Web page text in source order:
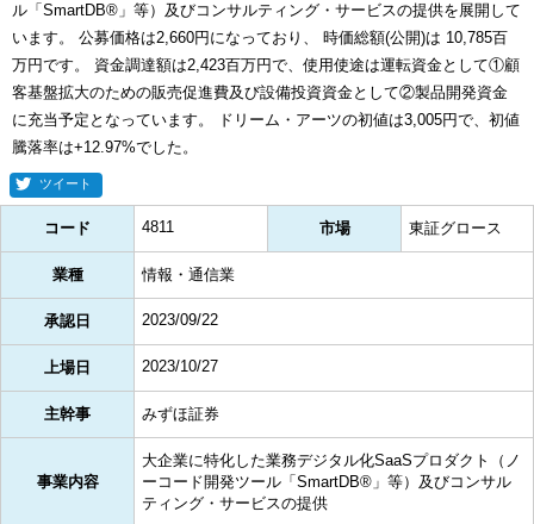
ル「SmartDB®」等）及びコンサルティング・サービスの提供を展開して
います。 公募価格は2,660円になっており、 時価総額(公開)は 10,785百
万円です。 資金調達額は2,423百万円で、使用使途は運転資金として①顧
客基盤拡大のための販売促進費及び設備投資資金として②製品開発資金
に充当予定となっています。 ドリーム・アーツの初値は3,005円で、初値
騰落率は+12.97%でした。
ツイート
コード 4811 市場 東証グロース
業種 情報・通信業
承認日 2023/09/22
上場日 2023/10/27
主幹事 みずほ証券
事業内容
大企業に特化した業務デジタル化SaaSプロダクト（ノ
ーコード開発ツール「SmartDB®」等）及びコンサル
ティング・サービスの提供